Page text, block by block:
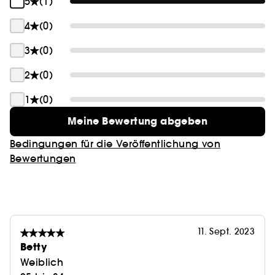
4
(0)
3
(0)
2
(0)
1
(0)
Meine Bewertung abgeben
Bedingungen für die Veröffentlichung von
Bewertungen
11. Sept. 2023
Betty
Weiblich